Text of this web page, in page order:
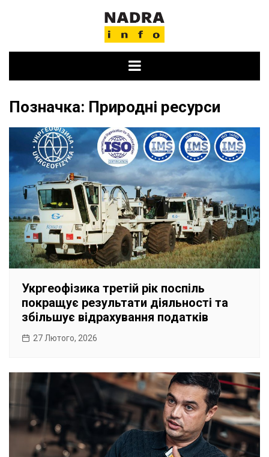
Позначка: Природні ресурси
Укргеофізика третій рік поспіль
покращує результати діяльності та
збільшує відрахування податків
27 Лютого, 2026